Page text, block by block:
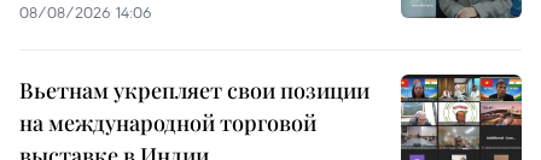
08/08/2026 14:06
Вьетнам укрепляет свои позиции
на международной торговой